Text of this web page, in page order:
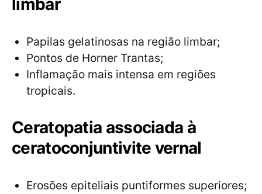
limbar
Papilas gelatinosas na região limbar;
Pontos de Horner Trantas;
Inflamação mais intensa em regiões
tropicais.
Ceratopatia associada à
ceratoconjuntivite vernal
Erosões epiteliais puntiformes superiores;